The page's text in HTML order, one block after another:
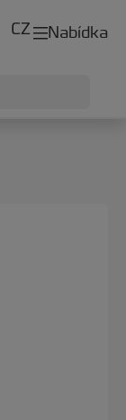
Nabídka
CZ